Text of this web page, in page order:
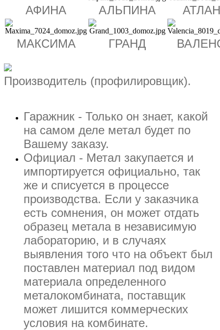
АФИНА АЛЬПИНА
МАКСИМА ГРАНД
Производитель (профилировщик).
Гаражник - Только он знает, какой
на самом деле метал будет по
Вашему заказу.
Официал - Метал закупается и
импортируется официально, так
же и списуется в процессе
производства. Если у заказчика
есть сомнения, он может отдать
образец метала в независимую
лабораторию, и в случаях
выявления того что на объект был
поставлен материал под видом
материала определенного
металокомбината, поставщик
может лишится коммерческих
условия на комбинате.